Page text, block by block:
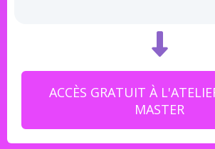
ACCÈS GRATUIT À
MASTER